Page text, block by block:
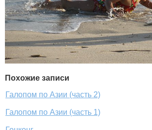
Похожие записи
Галопом по Азии (часть 2)
Галопом по Азии (часть 1)